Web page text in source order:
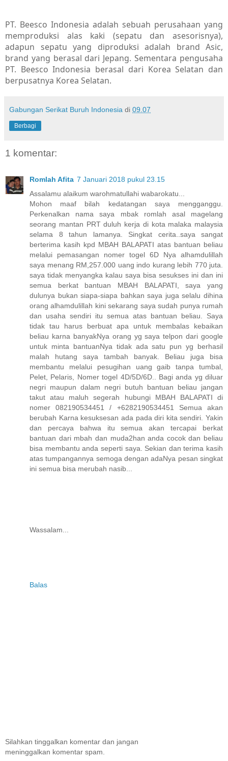
PT. Beesco Indonesia adalah sebuah perusahaan yang
memproduksi alas kaki (sepatu dan asesorisnya),
adapun sepatu yang diproduksi adalah brand Asic,
brand yang berasal dari Jepang. Sementara pengusaha
PT. Beesco Indonesia berasal dari Korea Selatan dan
berpusatnya Korea Selatan.
Gabungan Serikat Buruh Indonesia di 09.07
Berbagi
1 komentar:
Romlah Afita 7 Januari 2018 pukul 23.15
Assalamu alaikum warohmatullahi wabarokatu...
Mohon maaf bilah kedatangan saya mengganggu.
Perkenalkan nama saya mbak romlah asal magelang
seorang mantan PRT duluh kerja di kota malaka malaysia
selama 8 tahun lamanya. Singkat cerita..saya sangat
berterima kasih kpd MBAH BALAPATI atas bantuan beliau
melalui pemasangan nomer togel 6D Nya alhamdulillah
saya menang RM,257.000 uang indo kurang lebih 770 juta.
saya tidak menyangka kalau saya bisa sesukses ini dan ini
semua berkat bantuan MBAH BALAPATI, saya yang
dulunya bukan siapa-siapa bahkan saya juga selalu dihina
orang alhamdulillah kini sekarang saya sudah punya rumah
dan usaha sendiri itu semua atas bantuan beliau. Saya
tidak tau harus berbuat apa untuk membalas kebaikan
beliau karna banyakNya orang yg saya telpon dari google
untuk minta bantuanNya tidak ada satu pun yg berhasil
malah hutang saya tambah banyak. Beliau juga bisa
membantu melalui pesugihan uang gaib tanpa tumbal,
Pelet, Pelaris, Nomer togel 4D/5D/6D.. Bagi anda yg diluar
negri maupun dalam negri butuh bantuan beliau jangan
takut atau maluh segerah hubungi MBAH BALAPATI di
nomer 082190534451 / +6282190534451 Semua akan
berubah Karna kesuksesan ada pada diri kita sendiri. Yakin
dan percaya bahwa itu semua akan tercapai berkat
bantuan dari mbah dan muda2han anda cocok dan beliau
bisa membantu anda seperti saya. Sekian dan terima kasih
atas tumpangannya semoga dengan adaNya pesan singkat
ini semua bisa merubah nasib...
Wassalam...
Balas
Silahkan tinggalkan komentar dan jangan
meninggalkan komentar spam.